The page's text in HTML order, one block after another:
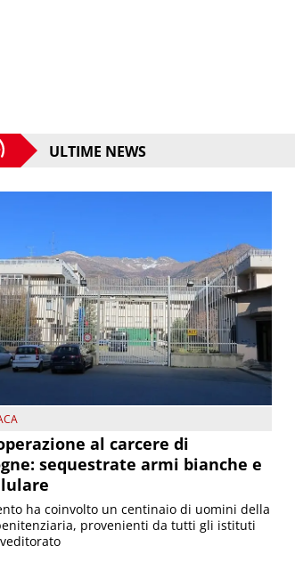
ULTIME NEWS
al carcere di
sequestrate armi bianche e
ha coinvolto un centinaio di uomini della
provenienti da tutti gli istituti